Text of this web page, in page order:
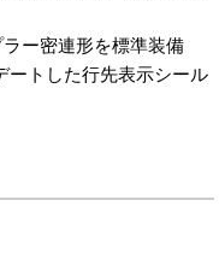
ー密連形を標準装備
トした行先表示シール